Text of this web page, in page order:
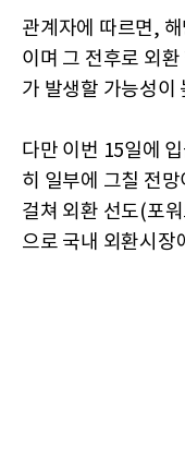
관계자에 따르면,
이며 그 전후로 외
가 발생할 가능성이
다만 이번 15일에
히 일부에 그칠 전
걸쳐 외환 선도(포
으로 국내 외환시장